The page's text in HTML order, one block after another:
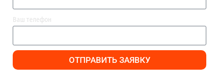
Ваш телефон
ОТПРАВИТЬ ЗАЯВКУ